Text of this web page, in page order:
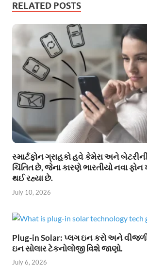
RELATED POSTS
સ્માર્ટફોન ગ્રાહકો હવે કેમેરા અને
ચિંતિત છે, જેના કારણે ભારતીયો નવા
થઈ રહ્યા છે.
July 10, 2026
Plug-in Solar: પ્લગ ઇન કરો અને
ઇન સોલાર ટેકનોલોજી વિશે જાણો.
July 6, 2026